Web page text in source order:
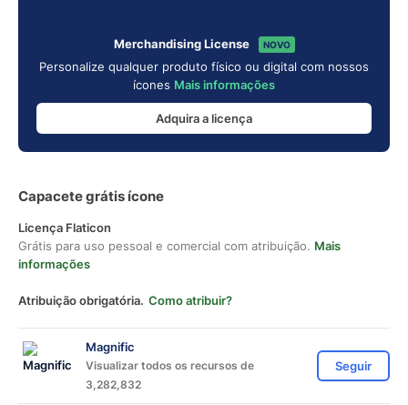
Merchandising License NOVO
Personalize qualquer produto físico ou digital com nossos
ícones Mais informações
Adquira a licença
Capacete grátis ícone
Licença Flaticon
Grátis para uso pessoal e comercial com atribuição. Mais
informações
Atribuição obrigatória. Como atribuir?
Magnific
Visualizar todos os recursos de
3,282,832
Seguir